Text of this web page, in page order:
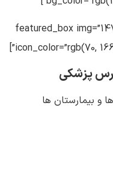
[featured_box
پزشکی
و بیمارستان ها